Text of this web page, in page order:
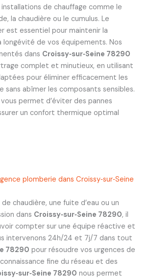
de chauffage comme le
la chaudière ou le cumulus. Le
est essentiel pour maintenir la
de vos équipements. Nos
dans Croissy‑sur‑Seine 78290
complet et minutieux, en utilisant
pour éliminer efficacement les
sans abîmer les composants sensibles.
permet d’éviter des pannes
un confort thermique optimal
plomberie dans Croissy‑sur‑Seine
chaudière, une fuite d’eau ou un
dans Croissy‑sur‑Seine 78290, il
compter sur une équipe réactive et
intervenons 24h/24 et 7j/7 dans tout
78290 pour résoudre vos urgences de
fine du réseau et des
78290 nous permet